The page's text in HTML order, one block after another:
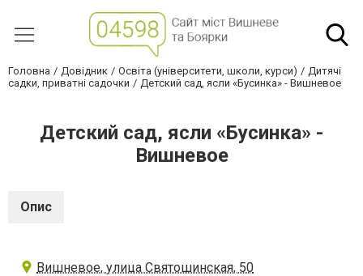
Головна Довідник Освіта (університети, школи, курси)
Дитячі
садки, приватні садочки
Детский сад, ясли «Бусинка» - Вишневое
Детский сад, ясли «Бусинка» -
Вишневое
Опис
Вишневое, улица Святошинская, 50